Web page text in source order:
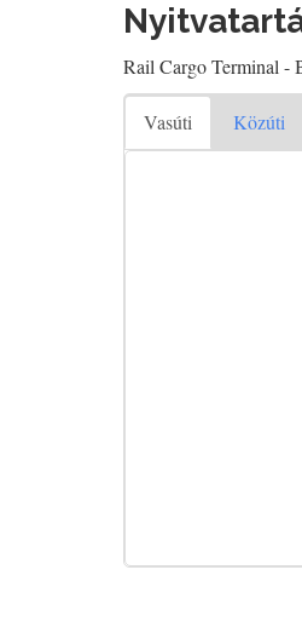
Rail Cargo Terminal -
Vasúti Közúti